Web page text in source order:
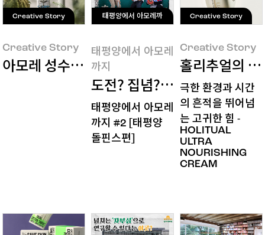
Creative Story
Creative Story
아모레 성수의 세계관을 담아낸 ‘아모레 성수
태평양에서 아모레까
태평양에서 아모레
까지
도전? 집념? 우리가 맨날 하
태평양에서 아모레
까지 #2 [태평양
돌핀스편]
Creative Story
Creative Story
홀리추얼의
극한 환경과 시간
의 흔적을 뛰어넘
는 고귀한 힘 -
HOLITUAL
ULTRA
NOURISHING
CREAM